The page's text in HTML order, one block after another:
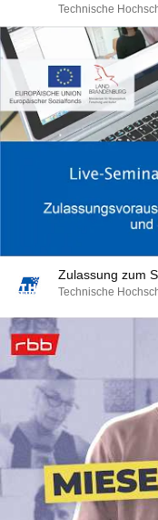
Technische
Zulassung zum
Technische